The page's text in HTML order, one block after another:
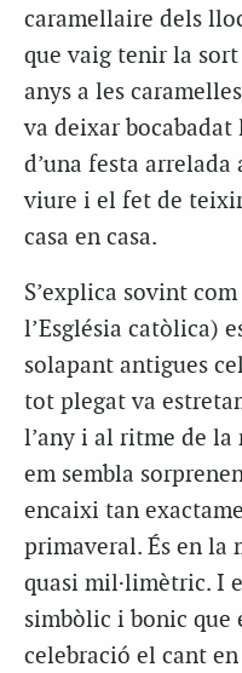
caramellaire dels
que vaig tenir la
anys a les
va deixar
d’una festa
viure i el fet de
casa en casa.
S’explica sovint
l’Església catòlica)
solapant antigues
tot plegat va
l’any i al ritme de la
em sembla
encaixi tan
primaveral. És en la
quasi mil·limètric. I
simbòlic i bonic que
celebració el cant